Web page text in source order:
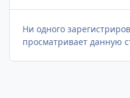
Ни одного
просматривает данную